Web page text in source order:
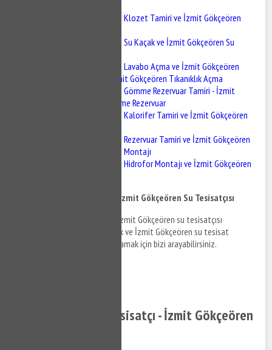
İzmit Gökçeören Klozet Tamiri ve İzmit Gökçeören
İzmit Gökçeören Su Kaçak ve İzmit Gökçeören Su
İzmit Gökçeören Lavabo Açma ve İzmit Gökçeören
Gider Açma - İzmit Gökçeören Tıkanıklık Açma
İzmit Gökçeören Gömme Rezervuar Tamiri - İzmit
Gökçeören Gömme Rezervuar
İzmit Gökçeören Kalorifer Tamiri ve İzmit Gökçeören
İzmit Gökçeören Rezervuar Tamiri ve İzmit Gökçeören
BUğur Mumcurya Montajı
İzmit Gökçeören Hidrofor Montajı ve İzmit Gökçeören
İzmit Gökçeören Tesisatçı - İzmit Gökçeören Su Tesisatçısı
İzmit Gökçeören tesisatçı ve İzmit Gökçeören su tesisatçısı
hizmetleri hakkında bilgi almak ve İzmit Gökçeören su tesisat
hakkında detaylara erişim sağlamak için bizi arayabilirsiniz.
İzmit Gökçeören Tesisatçı - İzmit Gökçeören